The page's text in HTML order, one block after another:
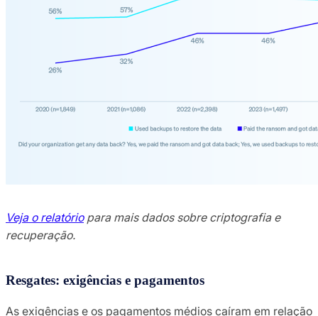
Veja o relatóriopara mais dados sobre criptografia e
recuperação.
Resgates: exigências e pagamentos
As exigências e os pagamentos médios caíram em relação